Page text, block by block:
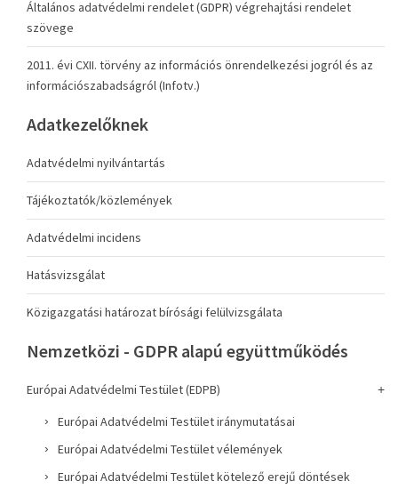
Általános adatvédelmi rendelet (GDPR) végrehajtási rendelet
szövege
2011. évi CXII. törvény az információs önrendelkezési jogról és az
információszabadságról (Infotv.)
Adatkezelőknek
Adatvédelmi nyilvántartás
Tájékoztatók/közlemények
Adatvédelmi incidens
Hatásvizsgálat
Közigazgatási határozat bírósági felülvizsgálata
Nemzetközi - GDPR alapú együttműködés
Európai Adatvédelmi Testület (EDPB)
Európai Adatvédelmi Testület iránymutatásai
Európai Adatvédelmi Testület vélemények
Európai Adatvédelmi Testület kötelező erejű döntések